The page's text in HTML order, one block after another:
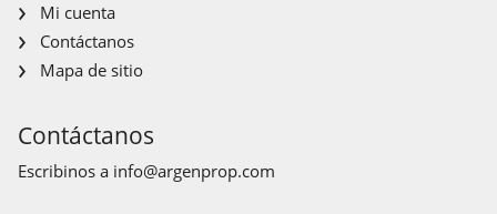
Mi cuenta
Contáctanos
Mapa de sitio
Contáctanos
Escribinos a info@argenprop.com